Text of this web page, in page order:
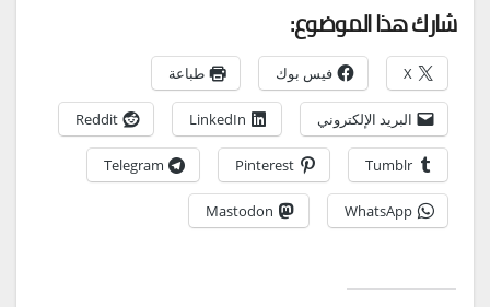
شارك هذا الموضوع:
X فيس بوك طباعة
البريد الإلكتروني LinkedIn
Reddit
Tumblr
Pinterest
Telegram
WhatsApp
Mastodon